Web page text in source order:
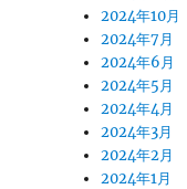
2024年10月
2024年7月
2024年6月
2024年5月
2024年4月
2024年3月
2024年2月
2024年1月